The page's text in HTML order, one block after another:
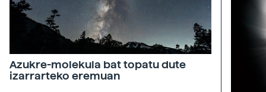
Azukre-molekula bat topatu dute
izarrarteko eremuan